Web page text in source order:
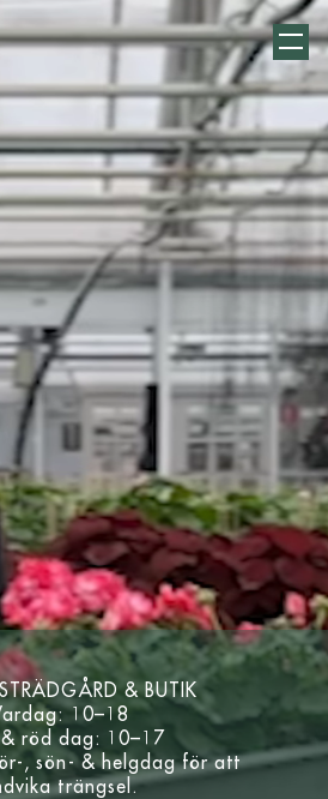
& BUTIK
10–18
röd dag: 10–17
, sön- & helgdag för att
trängsel.